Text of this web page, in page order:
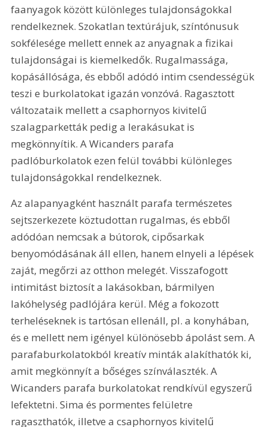
faanyagok között különleges tulajdonságokkal
rendelkeznek. Szokatlan textúrájuk, színtónusuk
sokfélesége mellett ennek az anyagnak a fizikai
tulajdonságai is kiemelkedők. Rugalmassága,
kopásállósága, és ebből adódó intim csendességük
teszi e burkolatokat igazán vonzóvá. Ragasztott
változataik mellett a csaphornyos kivitelű
szalagparketták pedig a lerakásukat is
megkönnyítik. A Wicanders parafa
padlóburkolatok ezen felül további különleges
tulajdonságokkal rendelkeznek.
Az alapanyagként használt parafa természetes
sejtszerkezete köztudottan rugalmas, és ebből
adódóan nemcsak a bútorok, cipősarkak
benyomódásának áll ellen, hanem elnyeli a lépések
zaját, megőrzi az otthon melegét. Visszafogott
intimitást biztosít a lakásokban, bármilyen
lakóhelység padlójára kerül. Még a fokozott
terheléseknek is tartósan ellenáll, pl. a konyhában,
és e mellett nem igényel különösebb ápolást sem. A
parafaburkolatokból kreatív minták alakíthatók ki,
amit megkönnyít a bőséges színválaszték. A
Wicanders parafa burkolatokat rendkívül egyszerű
lefektetni. Sima és pormentes felületre
ragaszthatók, illetve a csaphornyos kivitelű